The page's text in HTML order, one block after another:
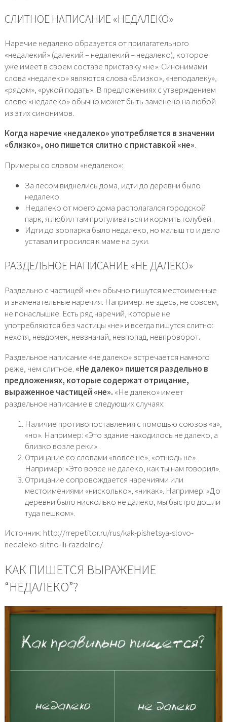
СЛИТНОЕ НАПИСАНИЕ «НЕДАЛЕКО»
Наречие недалеко образуется от прилагательного
«недалекий» (далекий – недалекий – недалеко), которое
уже имеет в своем составе приставку «не». Синонимами
слова «недалеко» являются слова «близко», «неподалеку»,
«рядом», «рукой подать». В предложениях с утверждением
слово «недалеко» обычно может быть заменено на любой
из этих синонимов.
Когда наречие «недалеко» употребляется в значении
«близко», оно пишется слитно с приставкой «не».
Примеры со словом «недалеко»:
За лесом виднелись дома, идти до деревни было
недалеко.
Недалеко от моего дома располагался городской
парк, я любил там прогуливаться и кормить голубей.
Идти до зоопарка было недалеко, но малыш то и дело
уставал и просился к маме на руки.
РАЗДЕЛЬНОЕ НАПИСАНИЕ «НЕ ДАЛЕКО»
Раздельно с частицей «не» обычно пишутся местоименные
и знаменательные наречия. Например: не здесь, не совсем,
не понаслышке. Есть ряд наречий, которые не
употребляются без частицы «не» и всегда пишутся слитно:
нехотя, невдомек, невзначай, невпопад, невпроворот.
Раздельное написание «не далеко» встречается намного
реже, чем слитное. «Не далеко» пишется раздельно в
предложениях, которые содержат отрицание,
выраженное частицей «не». «Не далеко» имеет
раздельное написание в следующих случаях:
Наличие противопоставления с помощью союзов «а»,
«но». Например: «Это здание находилось не далеко, а
близко возле реки».
Отрицание со словами «вовсе не», «отнюдь не».
Например: «Это вовсе не далеко, как ты нам говорил».
Отрицание сопровождается наречиями или
местоимениями «нисколько», «никак». Например: «До
деревни было нисколько не далеко, мы быстро дошли
туда пешком».
Источник: http://rrepetitor.ru/rus/kak-pishetsya-slovo-
nedaleko-slitno-ili-razdelno/
КАК ПИШЕТСЯ ВЫРАЖЕНИЕ
“НЕДАЛЕКО”?